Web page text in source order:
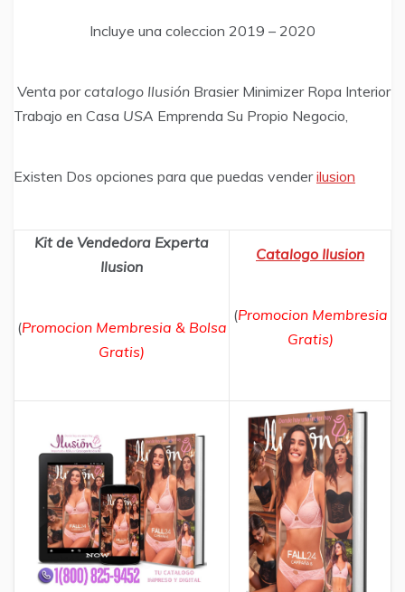
Incluye una coleccion 2019 – 2020
Venta porcatalogo Ilusión Brasier Minimizer Ropa Interior
Trabajo en Casa USA Emprenda Su Propio Negocio,
Existen Dos opciones para que puedas venderilusion
Kit de Vendedora Experta
Ilusion
(Promocion Membresia & Bolsa
Gratis)
Catalogo Ilusion
(Promocion Membresia
Gratis)